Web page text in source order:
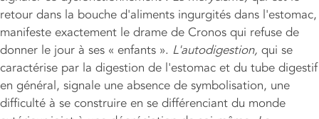
retour dans la bouche d'aliments ingurgités dans l'estomac,
manifeste exactement le drame de Cronos qui refuse de
donner le jour à ses « enfants ». L'autodigestion, qui se
caractérise par la digestion de l'estomac et du tube digestif
en général, signale une absence de symbolisation, une
difficulté à se construire en se différenciant du monde